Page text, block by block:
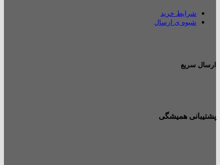
شرایط خرید
شیوه ی ارسال
ارسال سریع
پشتیبانی همیشگی